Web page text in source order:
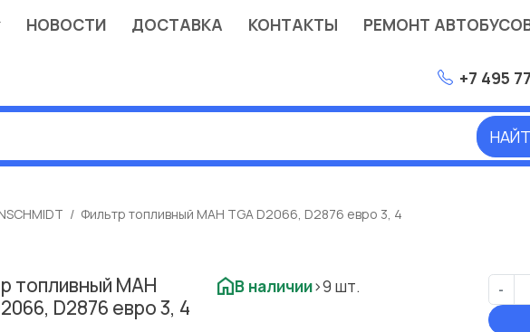
НОВОСТИ ДОСТАВКА КОНТАКТЫ РЕМОНТ
+7 495
Фильтр топливный МАН TGA D2066, D2876 евро 3, 4
топливный МАН
D2876 евро 3, 4
В наличии>9 шт. -